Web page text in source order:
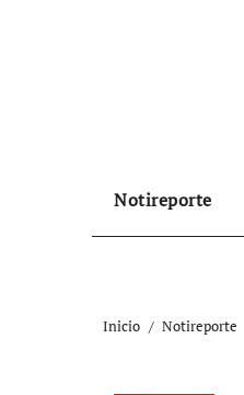
Notireporte
Inicio Notireporte